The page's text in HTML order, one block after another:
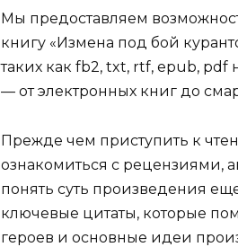
Мы предоставляем
книгу «Измена под бой
таких как fb2, txt, rtf, epub, pdf
— от электронных книг до
Прежде чем приступить к
ознакомиться с рецензиями,
понять суть произведения
ключевые цитаты, которые
героев и основные идеи